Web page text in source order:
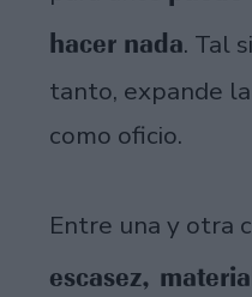
hacer nada. Tal
tanto, expande
como oficio.
Entre una y otra
escasez,